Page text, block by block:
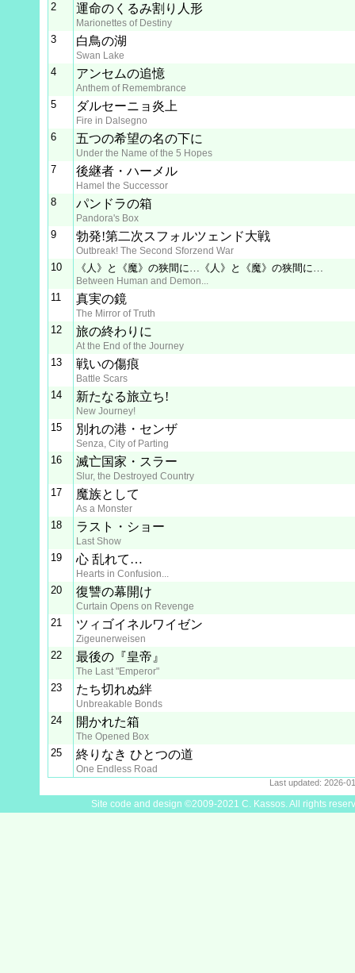
2 運命のくるみ割り人形
Marionettes of Destiny
3 白鳥の湖
Swan Lake
4 アンセムの追憶
Anthem of Remembrance
5 ダルセーニョ炎上
Fire in Dalsegno
6 五つの希望の名の下に
Under the Name of the 5 Hopes
7 後継者・ハーメル
Hamel the Successor
8 パンドラの箱
Pandora's Box
9 勃発!第二次スフォルツェンド大戦
Outbreak! The Second Sforzend War
10 《人》と《魔》の狭間に…《人》と《魔》の狭間に…
Between Human and Demon...
11 真実の鏡
The Mirror of Truth
12 旅の終わりに
At the End of the Journey
13 戦いの傷痕
Battle Scars
14 新たなる旅立ち!
New Journey!
15 別れの港・センザ
Senza, City of Parting
16 滅亡国家・スラー
Slur, the Destroyed Country
17 魔族として
As a Monster
18 ラスト・ショー
Last Show
19 心 乱れて…
Hearts in Confusion...
20 復讐の幕開け
Curtain Opens on Revenge
21 ツィゴイネルワイゼン
Zigeunerweisen
22 最後の『皇帝』
The Last "Emperor"
23 たち切れぬ絆
Unbreakable Bonds
24 開かれた箱
The Opened Box
25 終りなき ひとつの道
One Endless Road
Last updated: 2026-
Site code and design ©2009-2021 C. Kassos. All rights